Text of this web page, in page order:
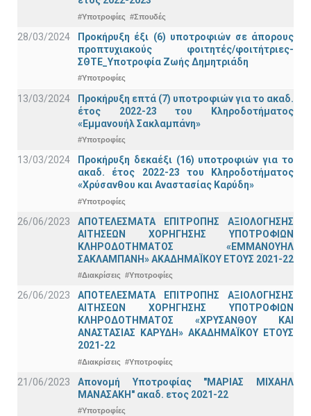
#Υποτροφίες #Σπουδές
28/03/2024
Προκήρυξη έξι (6) υποτροφιών σε άπορους
προπτυχιακούς φοιτητές/φοιτήτριες-
ΣΘΤΕ_Υποτροφία Ζωής Δημητριάδη
#Υποτροφίες
13/03/2024
Προκήρυξη επτά (7) υποτροφιών για το ακαδ.
έτος 2022-23 του Κληροδοτήματος
«Εμμανουήλ Σακλαμπάνη»
#Υποτροφίες
13/03/2024
Προκήρυξη δεκαέξι (16) υποτροφιών για το
ακαδ. έτος 2022-23 του Κληροδοτήματος
«Χρύσανθου και Αναστασίας Καρύδη»
#Υποτροφίες
26/06/2023
ΑΠΟΤΕΛΕΣΜΑΤΑ ΕΠΙΤΡΟΠΗΣ ΑΞΙΟΛΟΓΗΣΗΣ
ΑΙΤΗΣΕΩΝ ΧΟΡΗΓΗΣΗΣ ΥΠΟΤΡΟΦΙΩΝ
ΚΛΗΡΟΔΟΤΗΜΑΤΟΣ «ΕΜΜΑΝΟΥΗΛ
ΣΑΚΛΑΜΠΑΝΗ» ΑΚΑΔΗΜΑΪΚΟΥ ΕΤΟΥΣ 2021-22
#Διακρίσεις #Υποτροφίες
26/06/2023
ΑΠΟΤΕΛΕΣΜΑΤΑ ΕΠΙΤΡΟΠΗΣ ΑΞΙΟΛΟΓΗΣΗΣ
ΑΙΤΗΣΕΩΝ ΧΟΡΗΓΗΣΗΣ ΥΠΟΤΡΟΦΙΩΝ
ΚΛΗΡΟΔΟΤΗΜΑΤΟΣ «ΧΡΥΣΑΝΘΟΥ ΚΑΙ
ΑΝΑΣΤΑΣΙΑΣ ΚΑΡΥΔΗ» ΑΚΑΔΗΜΑΪΚΟΥ ΕΤΟΥΣ
2021-22
#Διακρίσεις #Υποτροφίες
21/06/2023
Απονομή Υποτροφίας "ΜΑΡΙΑΣ ΜΙΧΑΗΛ
ΜΑΝΑΣΑΚΗ" ακαδ. ετος 2021-22
#Υποτροφίες